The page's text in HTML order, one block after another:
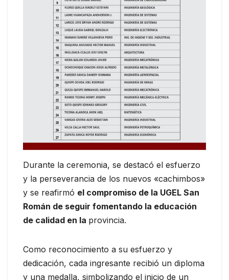
Durante la ceremonia, se destacó el esfuerzo
y la perseverancia de los nuevos «cachimbos»
y se reafirmó el compromiso de la UGEL San
Román de seguir fomentando la educación
de calidad en la provincia.
Como reconocimiento a su esfuerzo y
dedicación, cada ingresante recibió un diploma
y una medalla, simbolizando el inicio de un